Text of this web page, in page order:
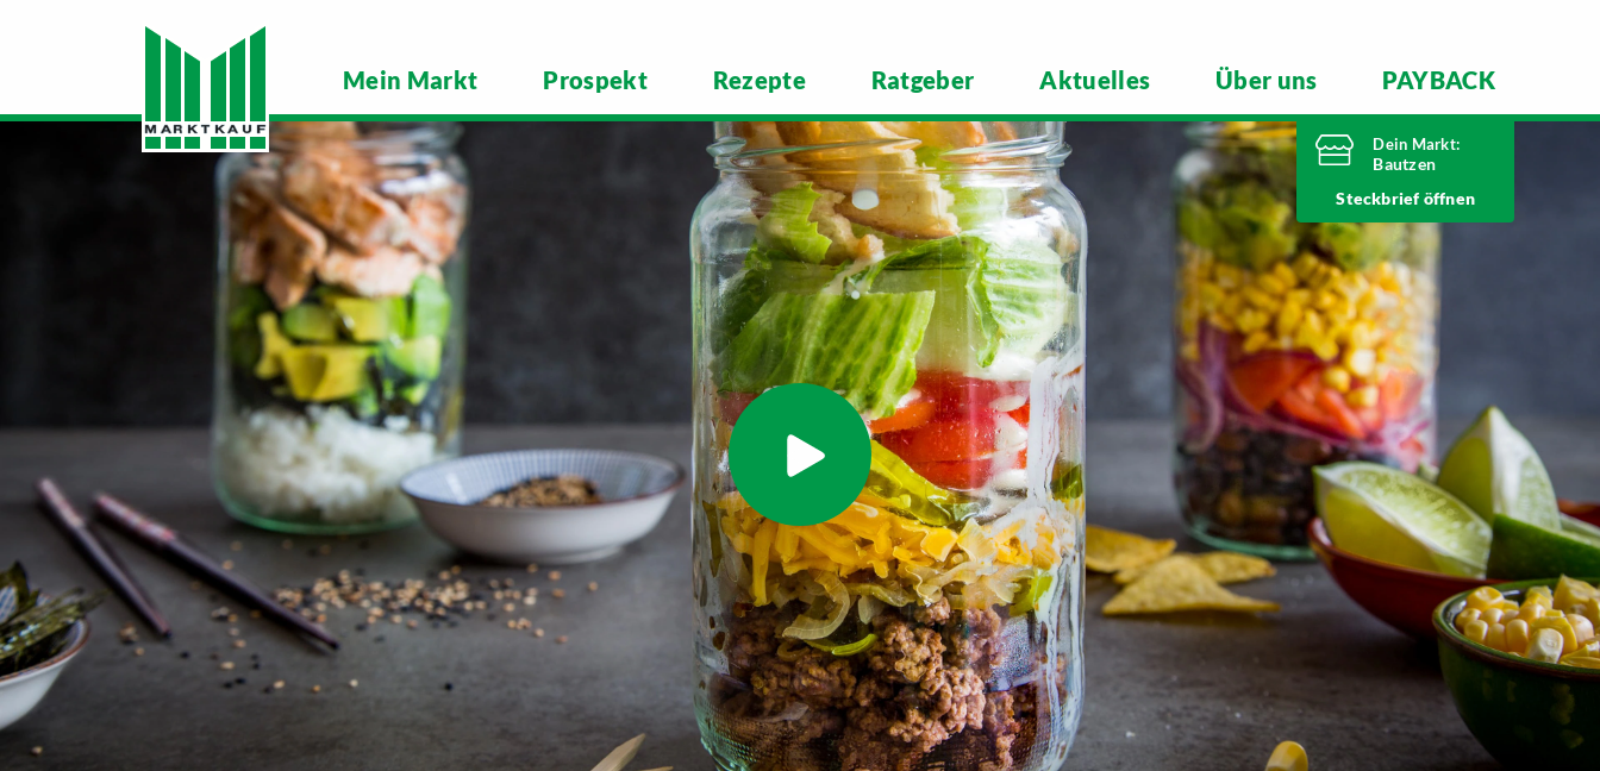
Mein Markt Prospekt Rezepte Ratgeber Aktuelles Über uns PAYBACK
Dein Markt:
Bautzen
Heute bis
Telefonnummer
03591 6280
Niederkainaer Straße 14
02625 Bautzen
Markt ändern
Steckbrief